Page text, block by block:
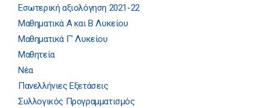
Εσωτερική αξιολόγηση 2021-22
Μαθηματικά Α και Β Λυκείου
Μαθηματικά Γ' Λυκείου
Μαθητεία
Νέα
Πανελλήνιες Εξετάσεις
Συλλογικός Προγραμματισμός